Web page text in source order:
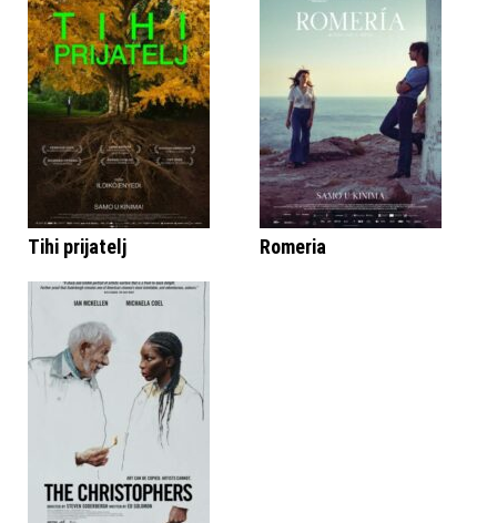
Tihi prijatelj Romeria